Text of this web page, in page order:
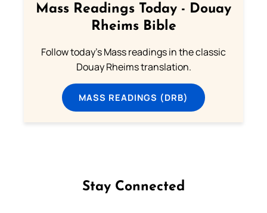
Mass Readings Today - Douay
Rheims Bible
Follow today's Mass readings in the classic
Douay Rheims translation.
MASS READINGS (DRB)
Stay Connected